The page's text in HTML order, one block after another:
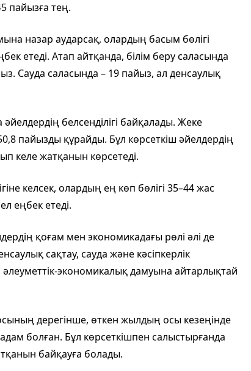
пайызға тең.
назар аударсақ, олардың басым бөлігі
етеді. Атап айтқанда, білім беру саласында
Сауда саласында – 19 пайыз, ал денсаулық
белсенділігі байқалады. Жеке
пайызды құрайды. Бұл көрсеткіш әйелдердің
келе жатқанын көрсетеді.
келсек, олардың ең көп бөлігі 35–44 жас
еңбек етеді.
қоғам мен экономикадағы рөлі әлі де
сақтау, сауда және кәсіпкерлік
әлеуметтік-экономикалық дамуына айтарлықтай
дерегінше, өткен жылдың осы кезеңінде
болған. Бұл көрсеткішпен салыстырғанда
байқауға болады.